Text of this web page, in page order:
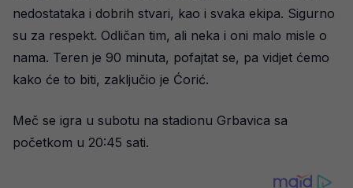
nedostataka i dobrih stvari, kao i svaka ekipa. Sigurno
su za respekt. Odličan tim, ali neka i oni malo misle o
nama. Teren je 90 minuta, pofajtat se, pa vidjet ćemo
kako će to biti, zaključio je Ćorić.
Meč se igra u subotu na stadionu Grbavica sa
početkom u 20:45 sati.